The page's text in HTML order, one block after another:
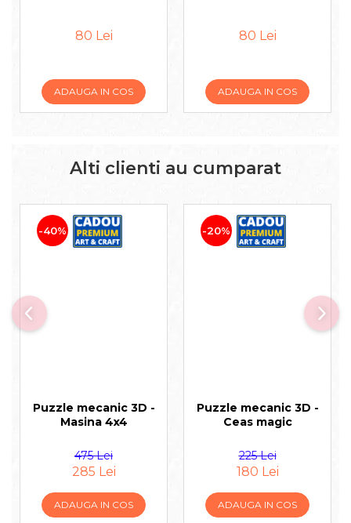
80 Lei
ADAUGA IN COS
80 Lei
ADAUGA IN COS
Alti clienti au cumparat
-40%
Puzzle mecanic 3D -
Masina 4x4
475 Lei
285 Lei
ADAUGA IN COS
-20%
Puzzle mecanic 3D -
Ceas magic
225 Lei
180 Lei
ADAUGA IN COS